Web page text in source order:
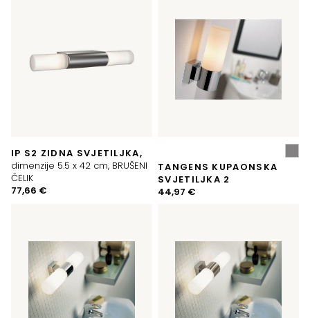
IP S2 ZIDNA SVJETILJKA,
dimenzije 5.5 x 42 cm, BRUŠENI
ČELIK
77,66 €
TANGENS KUPAONSKA
SVJETILJKA 2
44,97 €